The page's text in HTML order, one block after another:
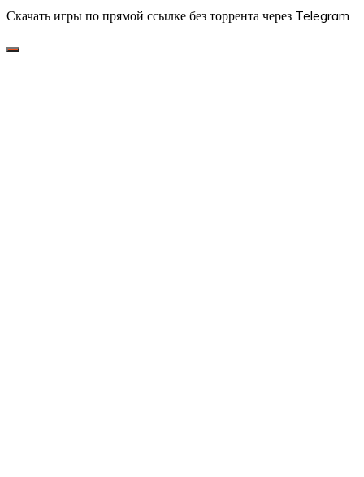
Скачать игры по прямой ссылке без торрента через Telegram